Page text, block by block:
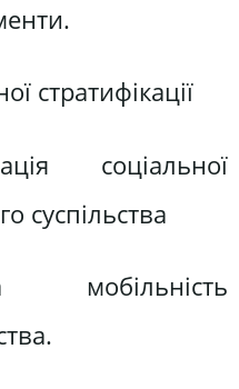
стратифікації
соціальної
суспільства